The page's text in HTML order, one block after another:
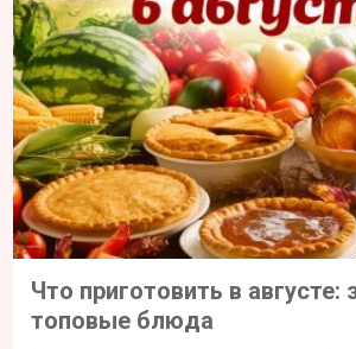
Что приготовить в августе:
топовые блюда